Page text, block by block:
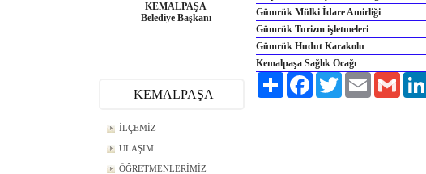
KEMALPAŞA
Belediye Başkanı
KEMALPAŞA
İLÇEMİZ
ULAŞIM
ÖĞRETMENLERİMİZ
Gümrük Mülki İdare Amirliği
Gümrük Turizm işletmeleri
Gümrük Hudut Karakolu
Kemalpaşa Sağlık Ocağı
Paylaş
FacebookTwitter Email Gmail